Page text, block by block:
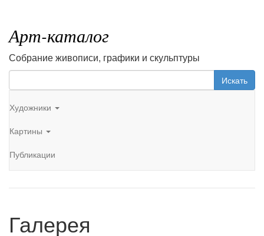
Арт-каталог
Собрание живописи, графики и скульптуры
Искать
Художники
Картины
Публикации
Галерея